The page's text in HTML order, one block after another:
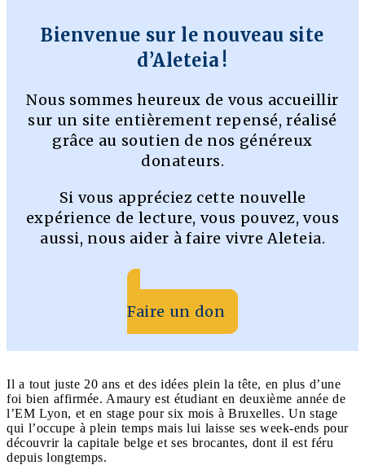
Bienvenue sur le nouveau site
d’Aleteia !
Nous sommes heureux de vous accueillir
sur un site entièrement repensé, réalisé
grâce au soutien de nos généreux
donateurs.
Si vous appréciez cette nouvelle
expérience de lecture, vous pouvez, vous
aussi, nous aider à faire vivre Aleteia.
Faire un don
Il a tout juste 20 ans et des idées plein la tête, en plus d’une
foi bien affirmée. Amaury est étudiant en deuxième année de
l’EM Lyon, et en stage pour six mois à Bruxelles. Un stage
qui l’occupe à plein temps mais lui laisse ses week-ends pour
découvrir la capitale belge et ses brocantes, dont il est féru
depuis longtemps.